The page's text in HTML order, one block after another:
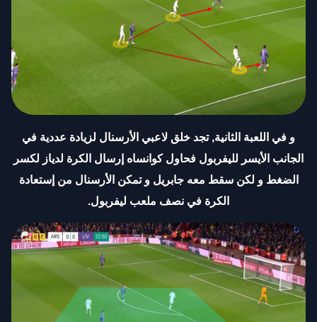
و في اللعبة الثانية, تجد خلق لاعبي الأرسنال لزيادة عددية في
الجانب الأيسر لليفربول فحاول كوانساه إرسال الكرة لدياز لكسر
الضغط و لكن سقط معه جابريل و تمكن الأرسنال من إستعادة
الكرة في نصف ملعب ليفربول.